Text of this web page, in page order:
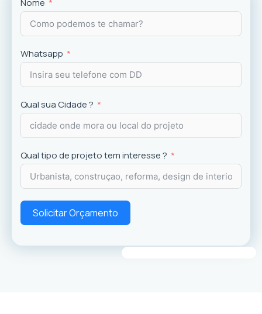
experiência dos usuários.
Nome
Whatsapp
Qual sua Cidade ?
Qual tipo de projeto tem interesse ?
Solicitar Orçamento